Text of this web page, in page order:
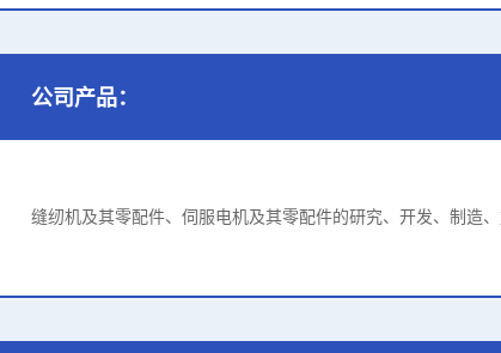
公司产品：
缝纫机及其零配件、伺服电机及其零配件的研究、开发、制造